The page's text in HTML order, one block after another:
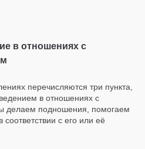
в отношениях с
перечисляются три пункта,
в отношениях с
делаем подношения, помогаем
с его или её